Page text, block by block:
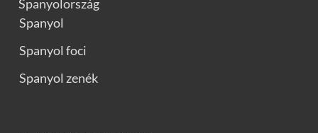
Spanyolország
Spanyol
Spanyol foci
Spanyol zenék